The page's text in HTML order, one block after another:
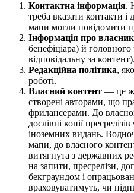
Контактна інформація.
треба вказати контакти і
мапи могли повідомити
Інформація про
бенефіціара) й
відповідальну за контент).
Редакційна політика,
роботі.
Власний контент — це
створені авторами, що
фрилансерами. До
дослівні копії
іноземних видань.
мапи, до власного
витягнута з державних
на запити, пресрелізи,
бекграундом і
враховуватимуть, чи